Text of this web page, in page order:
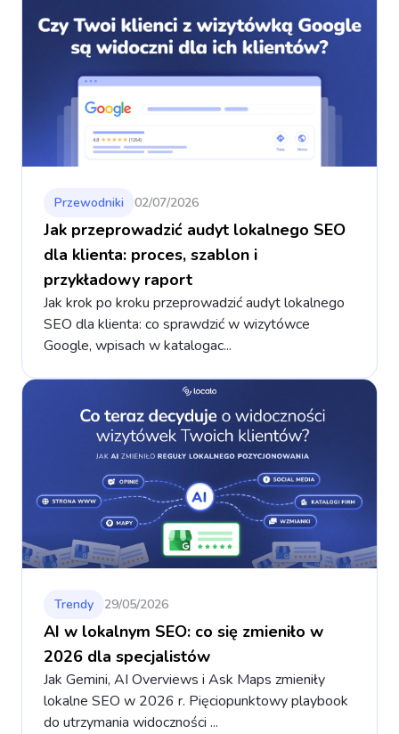
Przewodniki 02/07/2026
Jak przeprowadzić audyt lokalnego SEO
dla klienta: proces, szablon i
przykładowy raport
Jak krok po kroku przeprowadzić audyt lokalnego
SEO dla klienta: co sprawdzić w wizytówce
Google, wpisach w katalogac...
Trendy 29/05/2026
AI w lokalnym SEO: co się zmieniło w
2026 dla specjalistów
Jak Gemini, AI Overviews i Ask Maps zmieniły
lokalne SEO w 2026 r. Pięciopunktowy playbook
do utrzymania widoczności ...